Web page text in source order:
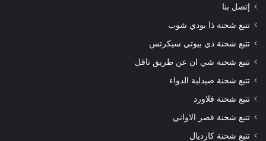
إتصل بنا
تتبع شحنة ذا بودي شوب
تتبع شحنة ذي بيوتي سيكرتس
تتبع شحنة شي ان عن طريق ناقل
تتبع شحنة صيدلية الدواء
تتبع شحنة فلاورد
تتبع شحنة قصر الاواني
تتبع شحنة كارديال